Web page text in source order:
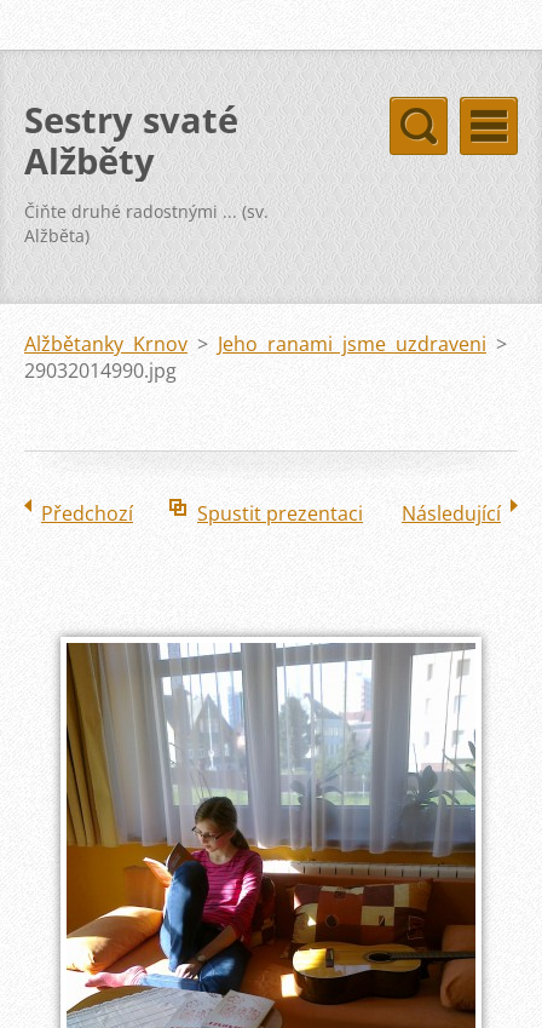
Sestry svaté
Alžběty
Čiňte druhé radostnými ... (sv.
Alžběta)
Alžbětanky Krnov > Jeho ranami jsme uzdraveni >
29032014990.jpg
Předchozí Spustit prezentaci Následující